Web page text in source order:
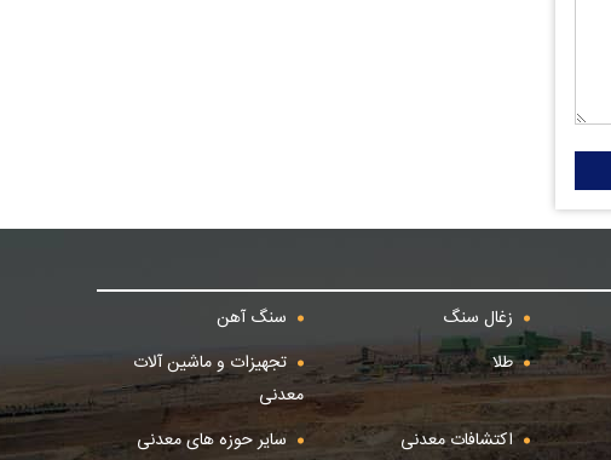
زغال سنگ
سنگ آهن
طلا
تجهیزات و ماشین آلات
معدنی
اکتشافات معدنی
سایر حوزه های معدنی